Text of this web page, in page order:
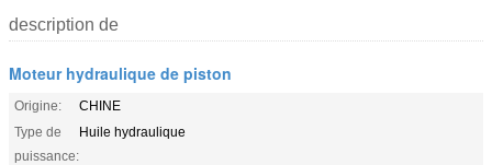
description de
Moteur hydraulique de piston
Origine:
CHINE
Type de
puissance:
Huile hydraulique